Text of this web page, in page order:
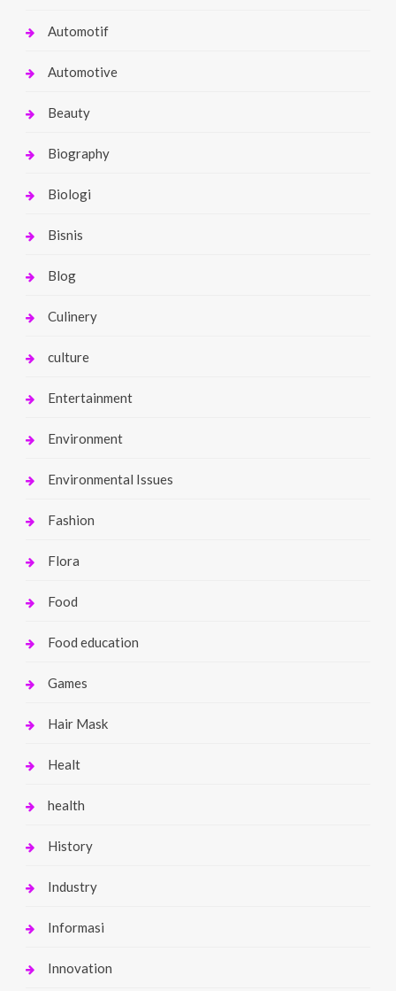
Automotif
Automotive
Beauty
Biography
Biologi
Bisnis
Blog
Culinery
culture
Entertainment
Environment
Environmental Issues
Fashion
Flora
Food
Food education
Games
Hair Mask
Healt
health
History
Industry
Informasi
Innovation